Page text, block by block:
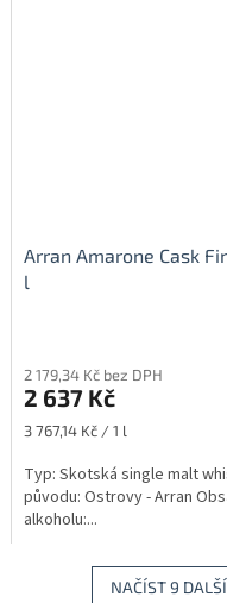
Arran Amarone Cask
l
2 179,34 Kč bez DPH
2 637 Kč
Měrná
3 767,14 Kč / 1 l
Typ: Skotská single malt
původu: Ostrovy - Arran
alkoholu:...
NAČÍST 9